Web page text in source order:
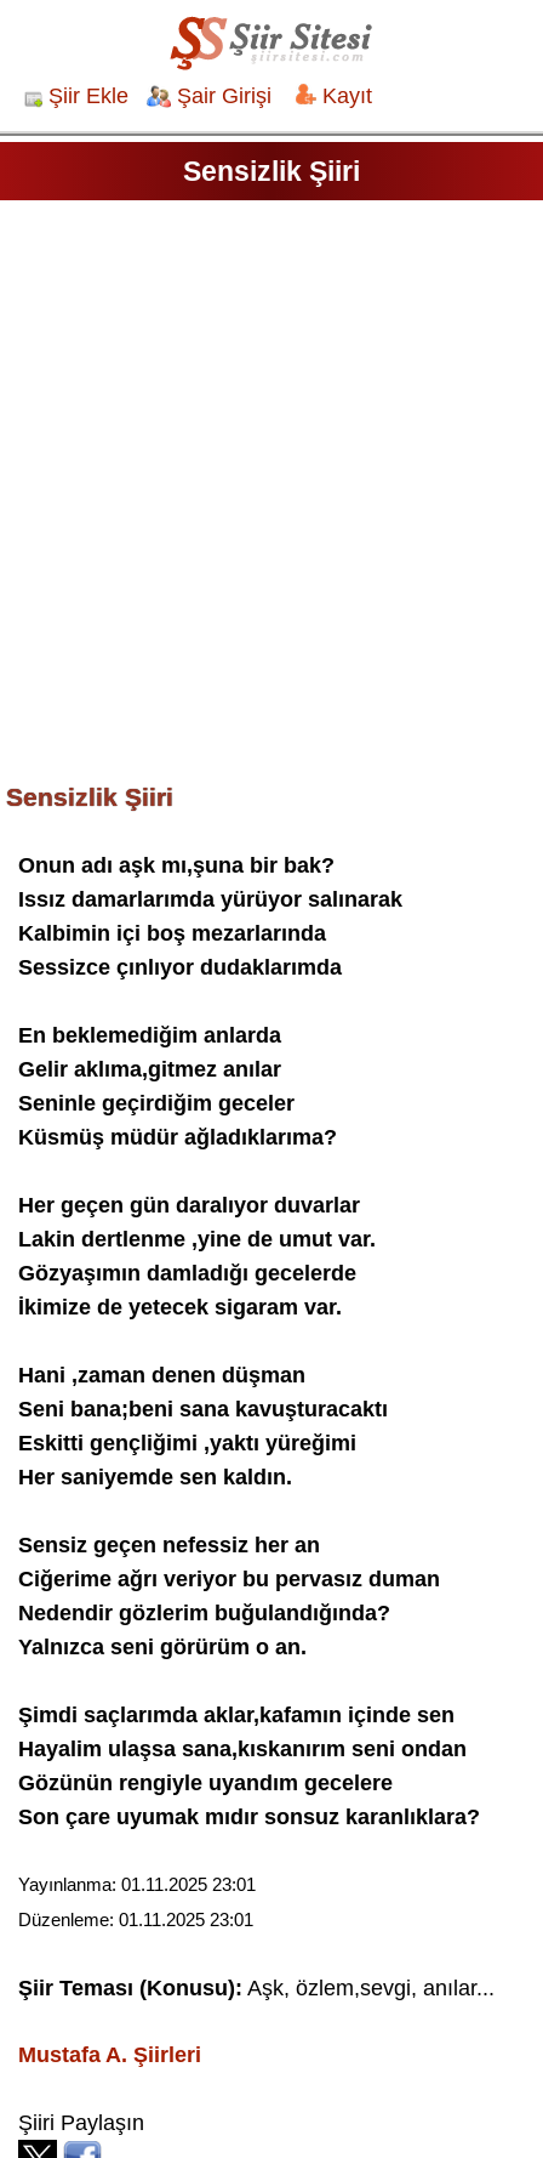
Şiir Ekle Şair Girişi Kayıt
Sensizlik Şiiri
Sensizlik Şiiri
Onun adı aşk mı,şuna bir bak?
Issız damarlarımda yürüyor salınarak
Kalbimin içi boş mezarlarında
Sessizce çınlıyor dudaklarımda
En beklemediğim anlarda
Gelir aklıma,gitmez anılar
Seninle geçirdiğim geceler
Küsmüş müdür ağladıklarıma?
Her geçen gün daralıyor duvarlar
Lakin dertlenme ,yine de umut var.
Gözyaşımın damladığı gecelerde
İkimize de yetecek sigaram var.
Hani ,zaman denen düşman
Seni bana;beni sana kavuşturacaktı
Eskitti gençliğimi ,yaktı yüreğimi
Her saniyemde sen kaldın.
Sensiz geçen nefessiz her an
Ciğerime ağrı veriyor bu pervasız duman
Nedendir gözlerim buğulandığında?
Yalnızca seni görürüm o an.
Şimdi saçlarımda aklar,kafamın içinde sen
Hayalim ulaşsa sana,kıskanırım seni ondan
Gözünün rengiyle uyandım gecelere
Son çare uyumak mıdır sonsuz karanlıklara?
Yayınlanma: 01.11.2025 23:01
Düzenleme: 01.11.2025 23:01
Şiir Teması (Konusu): Aşk, özlem,sevgi, anılar...
Mustafa A. Şiirleri
Şiiri Paylaşın